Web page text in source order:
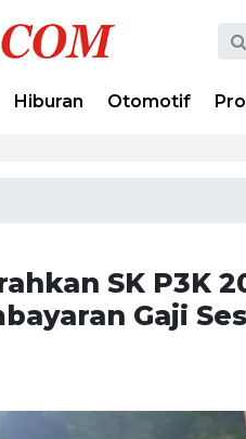
Hiburan Otomotif
SK P3K
Gaji